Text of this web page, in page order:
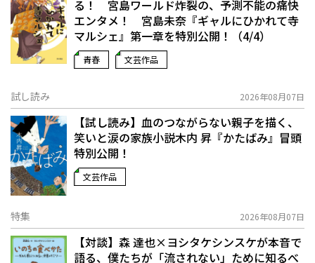
る！ 宮島ワールド炸裂の、予測不能の痛快
エンタメ！ 宮島未奈『ギャルにひかれて寺
マルシェ』第一章を特別公開！（4/4）
青春 文芸作品
試し読み 2026年08月07日
【試し読み】血のつながらない親子を描く、
笑いと涙の家族小説――木内 昇『かたばみ』冒頭
特別公開！
文芸作品
特集 2026年08月07日
【対談】森 達也×ヨシタケシンスケが本音で
語る、僕たちが「流されない」ために知るべ